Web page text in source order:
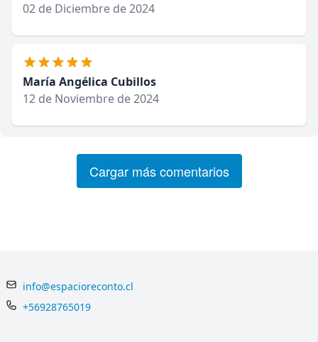
02 de Diciembre de 2024
María Angélica Cubillos
12 de Noviembre de 2024
Cargar más comentarios
info@espacioreconto.cl
+56928765019